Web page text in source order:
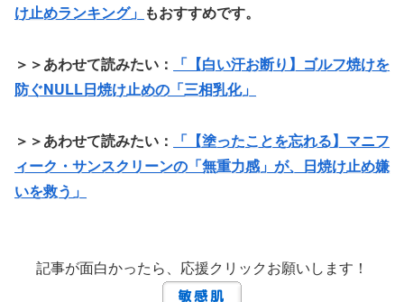
け止めランキング」 もおすすめです。
＞＞あわせて読みたい：
「【白い汗お断り】ゴルフ焼けを
防ぐNULL日焼け止めの「三相乳化」
＞＞あわせて読みたい：
「【塗ったことを忘れる】マニフ
ィーク・サンスクリーンの「無重力感」が、日焼け止め嫌
いを救う」
記事が面白かったら、応援クリックお願いします！